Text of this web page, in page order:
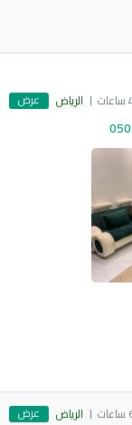
الرياض عرض
الرياض عرض